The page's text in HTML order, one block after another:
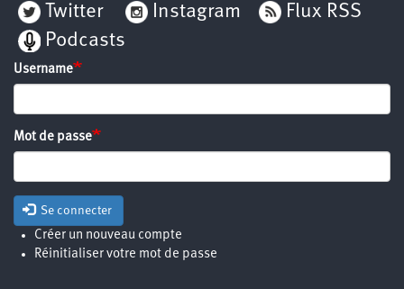
Twitter
Instagram
Flux RSS
Podcasts
Username
Mot de passe
Se connecter
Créer un nouveau compte
Réinitialiser votre mot de passe